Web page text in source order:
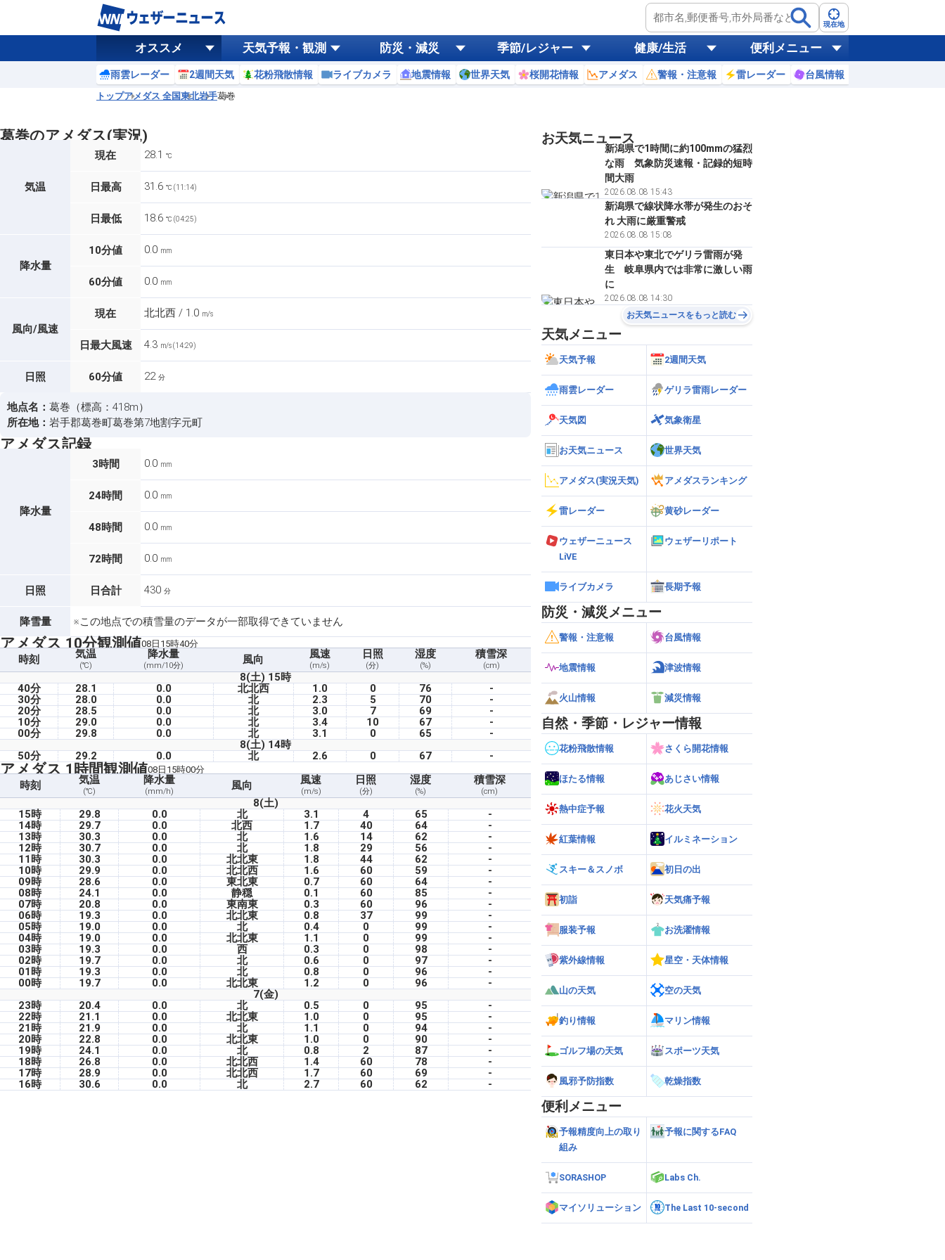
現在地
オススメ 天気予報・観測 防災・減災 季節/レジャー 健康/生活 便利メニュー
雨雲レーダー 2週間天気 花粉飛散情報 ライブカメラ 地震情報 世界天気 桜開花情報 アメダス 警報・注意報 雷レーダー 台風情報
トップアメダス 全国東北岩手葛巻
葛巻のアメダス(実況)
気温
現在 28.1 ℃
日最高 31.6 ℃ (11:14)
日最低 18.6 ℃ (04:25)
降水量
10分値 0.0 mm
60分値 0.0 mm
風向/風速
現在 北北西 / 1.0 m/s
日最大風速 4.3 m/s (14:29)
日照 60分値 22 分
地点名： 葛巻（標高：418m）
所在地： 岩手郡葛巻町葛巻第7地割字元町
アメダス記録
降水量
3時間 0.0 mm
24時間 0.0 mm
48時間 0.0 mm
72時間 0.0 mm
日照 日合計 430 分
降雪量 ※この地点での積雪量のデータが一部取得できていません
アメダス 10分観測値08日15時40分
時刻 気温
(℃)
降水量
(mm/10分) 風向 風速
(m/s)
日照
(分)
湿度
(%)
積雪深
(cm)
8(土) 15時
40分
28.1 0.0 北北西 1.0 0 76
-
30分
28.0 0.0 北 2.3 5 70
-
20分
28.5 0.0 北 3.0 7 69
-
10分
29.0 0.0 北 3.4 10 67
-
00分
29.8 0.0 北 3.1 0 65
-
8(土) 14時
50分
29.2 0.0 北 2.6 0 67 -
アメダス 1時間観測値08日15時00分
時刻 気温
(℃)
降水量
(mm/h) 風向 風速
(m/s)
日照
(分)
湿度
(%)
積雪深
(cm)
8(土)
15時
29.8 0.0 北 3.1 4 65
-
14時
29.7 0.0 北西 1.7 40 64
-
13時
30.3 0.0 北 1.6 14 62
-
12時
30.7 0.0 北 1.8 29 56
-
11時
30.3 0.0 北北東 1.8 44 62
-
10時
29.9 0.0 北北西 1.6 60 59
-
09時
28.6 0.0 東北東 0.7 60 64
-
08時
24.1 0.0 静穏 0.1 60 85
-
07時
20.8 0.0 東南東 0.3 60 96
-
06時
19.3 0.0 北北東 0.8 37 99
-
05時
19.0 0.0 北 0.4 0 99
-
04時
19.0 0.0 北北東 1.1 0 99
-
03時
19.3 0.0 西 0.3 0 98
-
02時
19.7 0.0 北 0.6 0 97
-
01時
19.3 0.0 北 0.8 0 96
-
00時
19.7 0.0 北北東 1.2 0 96
-
7(金)
23時
20.4 0.0 北 0.5 0 95
-
22時
21.1 0.0 北北東 1.0 0 95
-
21時
21.9 0.0 北 1.1 0 94
-
20時
22.8 0.0 北北東 1.0 0 90
-
19時
24.1 0.0 北 0.8 2 87
-
18時
26.8 0.0 北北西 1.4 60 78
-
17時
28.9 0.0 北北西 1.7 60 69
-
16時
30.6 0.0 北 2.7 60 62 -
お天気ニュース
新潟県で1時間に約100mmの猛烈
な雨 気象防災速報・記録的短時
間大雨
2026.08.08 15:43
新潟県で線状降水帯が発生のおそ
れ 大雨に厳重警戒
2026.08.08 15:08
東日本や東北でゲリラ雷雨が発
生 岐阜県内では非常に激しい雨
に
2026.08.08 14:30
お天気ニュースをもっと読む
天気メニュー
天気予報 2週間天気
雨雲レーダー ゲリラ雷雨レーダー
天気図 気象衛星
お天気ニュース 世界天気
アメダス(実況天気) アメダスランキング
雷レーダー 黄砂レーダー
ウェザーニュース
LiVE
ウェザーリポート
ライブカメラ 長期予報
防災・減災メニュー
警報・注意報 台風情報
地震情報 津波情報
火山情報 減災情報
自然・季節・レジャー情報
花粉飛散情報 さくら開花情報
ほたる情報 あじさい情報
熱中症予報 花火天気
紅葉情報 イルミネーション
スキー＆スノボ 初日の出
初詣 天気痛予報
服装予報 お洗濯情報
紫外線情報 星空・天体情報
山の天気 空の天気
釣り情報 マリン情報
ゴルフ場の天気 スポーツ天気
風邪予防指数 乾燥指数
便利メニュー
予報精度向上の取り
組み
予報に関するFAQ
SORASHOP Labs Ch.
マイソリューション The Last 10-second